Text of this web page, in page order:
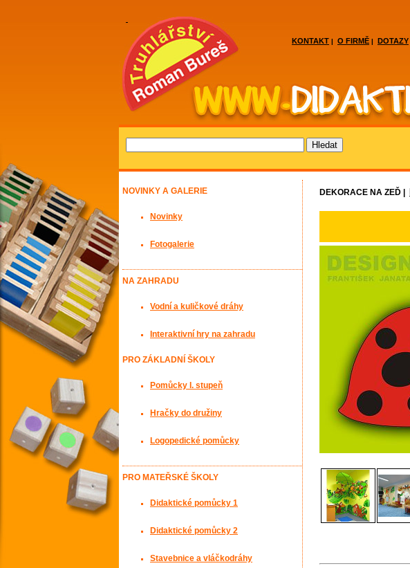
KONTAKT | O FIRMĚ | DOTAZY
DEKORACE NA ZEĎ |
NOVINKY A GALERIE
Novinky
Fotogalerie
NA ZAHRADU
Vodní a kuličkové dráhy
Interaktivní hry na zahradu
PRO ZÁKLADNÍ ŠKOLY
Pomůcky I. stupeň
Hračky do družiny
Logopedické pomůcky
PRO MATEŘSKÉ ŠKOLY
Didaktické pomůcky 1
Didaktické pomůcky 2
Stavebnice a vláčkodráhy